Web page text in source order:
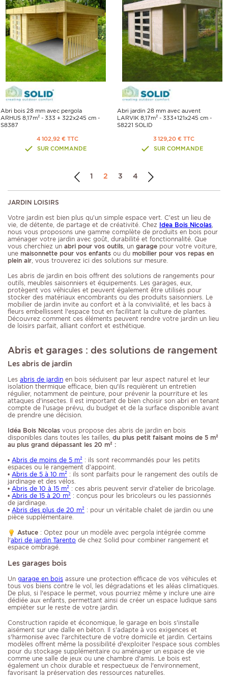
Abri bois 28 mm avec pergola
ARHUS 8,17m² - 333 + 322x245 cm -
S8387
4 102,92 € TTC
SUR COMMANDE
Abri jardin 28 mm avec auvent
LARVIK 8,17m² - 333+121x245 cm -
S8221 SOLID
3 129,20 € TTC
SUR COMMANDE
1 2 3 4
JARDIN LOISIRS
Votre jardin est bien plus qu’un simple espace vert. C’est un lieu de
vie, de détente, de partage et de créativité. Chez Idea Bois Nicolas
nous vous proposons une gamme complète de produits en bois pour
aménager votre jardin avec goût, durabilité et fonctionnalité. Que
vous cherchiez un abri pour vos outils , un garage pour votre voiture,
une maisonnette pour vos enfants ou du mobilier pour vos repas en
plein air , vous trouverez ici des solutions sur mesure.
Les abris de jardin en bois offrent des solutions de rangements pour
outils, meubles saisonniers et équipements. Les garages, eux,
protègent vos véhicules et peuvent également être utilisés pour
stocker des matériaux encombrants ou des produits saisonniers. Le
mobilier de jardin invite au confort et à la convivialité, et les bacs à
fleurs embellissent l'espace tout en facilitant la culture de plantes.
Découvrez comment ces éléments peuvent rendre votre jardin un lieu
de loisirs parfait, alliant confort et esthétique.
Abris et garages : des solutions de rangement
Les abris de jardin
Les abris de jardin en bois séduisent par leur aspect naturel et leur
isolation thermique efficace, bien qu'ils requièrent un entretien
régulier, notamment de peinture, pour prévenir la pourriture et les
attaques d'insectes. Il est important de bien choisir son abri en tenant
compte de l'usage prévu, du budget et de la surface disponible avant
de prendre une décision.
Idéa Bois Nicolas vous propose des abris de jardin en bois
disponibles dans toutes les tailles, du plus petit faisant moins de 5 m²
au plus grand dépassant les 20 m² :
• Abris de moins de 5 m² : ils sont recommandés pour les petits
espaces ou le rangement d’appoint.
• Abris de 5 à 10 m² : ils sont parfaits pour le rangement des outils de
jardinage et des vélos.
• Abris de 10 à 15 m² : ces abris peuvent servir d'atelier de bricolage.
• Abris de 15 à 20 m² : conçus pour les bricoleurs ou les passionnés
de jardinage.
• Abris des plus de 20 m² : pour un véritable chalet de jardin ou une
pièce supplémentaire.
Astuce : Optez pour un modèle avec pergola intégrée comme
l'abri de jardin Tarento de chez Solid pour combiner rangement et
espace ombragé.
Les garages bois
Un garage en bois assure une protection efficace de vos véhicules et
tous vos biens contre le vol, les dégradations et les aléas climatiques.
De plus, si l'espace le permet, vous pourriez même y inclure une aire
dédiée aux enfants, permettant ainsi de créer un espace ludique sans
empiéter sur le reste de votre jardin.
Construction rapide et économique, le garage en bois s'installe
aisément sur une dalle en béton. Il s'adapte à vos exigences et
s'harmonise avec l'architecture de votre domicile et jardin. Certains
modèles offrent même la possibilité d'exploiter l'espace sous combles
pour du stockage supplémentaire ou aménager un espace de vie
comme une salle de jeux ou une chambre d'amis. Le bois est
également un choix durable et respectueux de l'environnement,
favorisant la préservation des ressources naturelles.